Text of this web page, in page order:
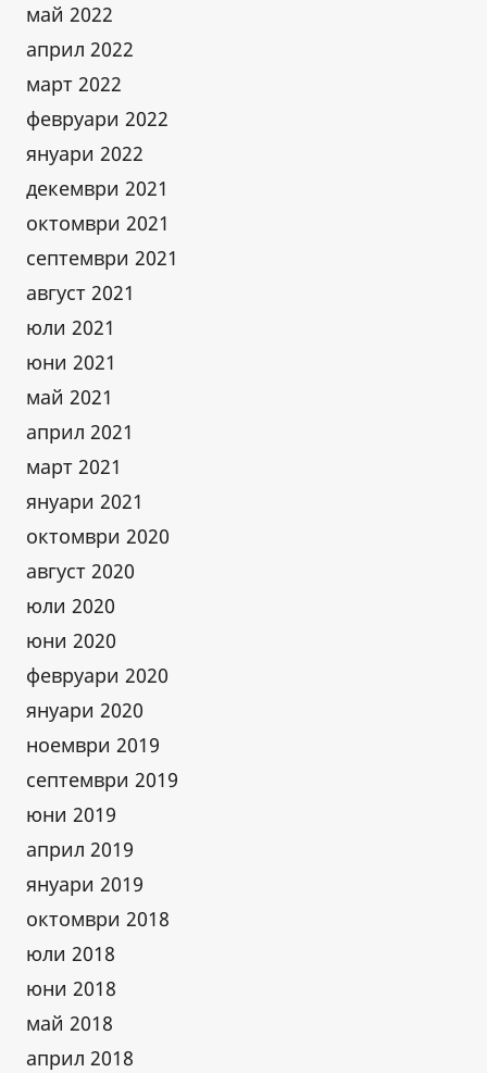
май 2022
април 2022
март 2022
февруари 2022
януари 2022
декември 2021
октомври 2021
септември 2021
август 2021
юли 2021
юни 2021
май 2021
април 2021
март 2021
януари 2021
октомври 2020
август 2020
юли 2020
юни 2020
февруари 2020
януари 2020
ноември 2019
септември 2019
юни 2019
април 2019
януари 2019
октомври 2018
юли 2018
юни 2018
май 2018
април 2018